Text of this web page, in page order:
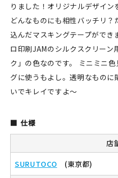
おすすめ特集
読みもの
ギャラリー
りました！オリジナルデザイン
どんなものにも相性バッチリ
込んだマスキングテープができ
ロ印刷JAMのシルクスクリーン
ク」の色なのです。 ミニミニ
グに使うもよし。透明なものに
いでキレイですよ～
仕様
店
SURUTOCO (東京都)